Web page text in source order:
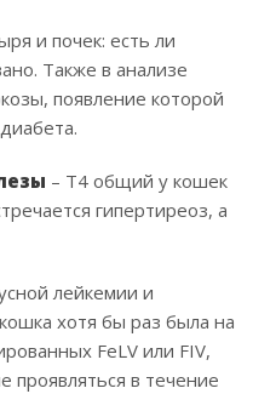
и почек: есть ли
Также в анализе
появление которой
– Т4 общий у кошек
гипертиреоз, а
лейкемии и
хотя бы раз была на
FeLV или FIV,
проявляться в течение